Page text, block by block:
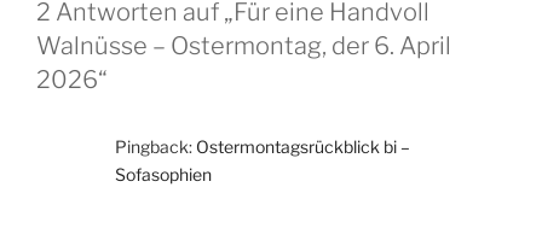
2 Antworten auf „Für eine Handvoll
Walnüsse – Ostermontag, der 6. April
2026“
Pingback: Ostermontagsrückblick bi –
Sofasophien